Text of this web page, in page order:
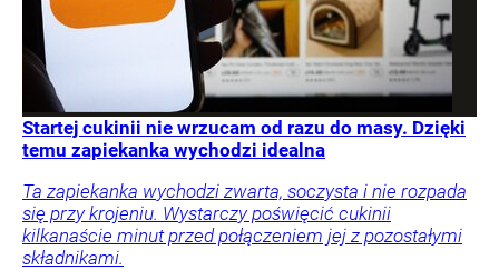
Startej cukinii nie wrzucam od razu do masy. Dzięki
temu zapiekanka wychodzi idealna
Ta zapiekanka wychodzi zwarta, soczysta i nie rozpada
się przy krojeniu. Wystarczy poświęcić cukinii
kilkanaście minut przed połączeniem jej z pozostałymi
składnikami.